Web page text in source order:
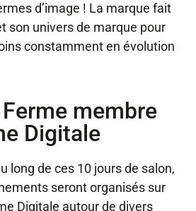
d’image ! La marque fait
son univers de marque pour
constamment en évolution
membre
Digitale
long de ces 10 jours de salon,
seront organisés sur
Digitale autour de divers